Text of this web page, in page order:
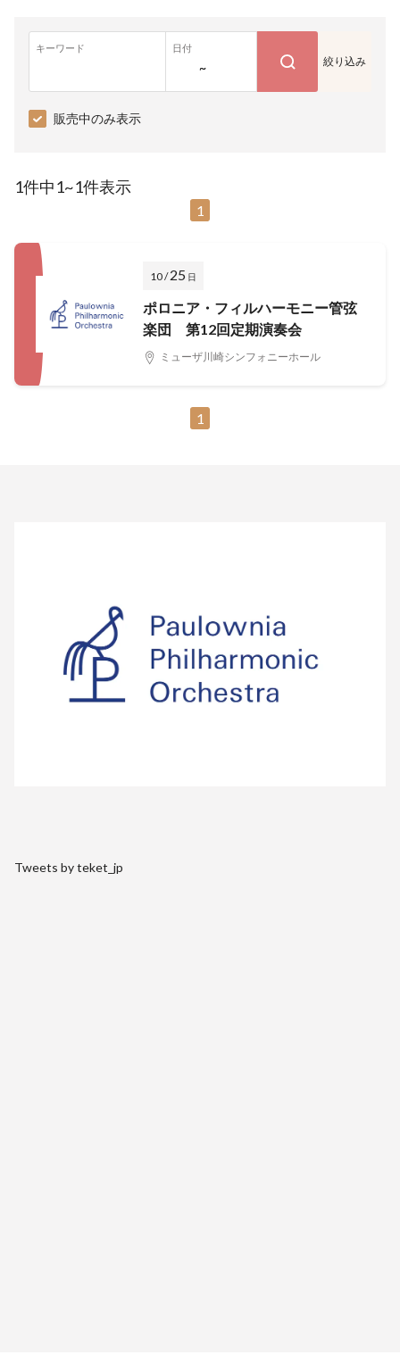
キーワード 日付
~ 絞り込み
販売中のみ表示
1件中1~1件表示
1
10 /25 日
ポロニア・フィルハーモニー管弦
楽団 第12回定期演奏会
ミューザ川崎シンフォニーホール
1
Tweets by teket_jp